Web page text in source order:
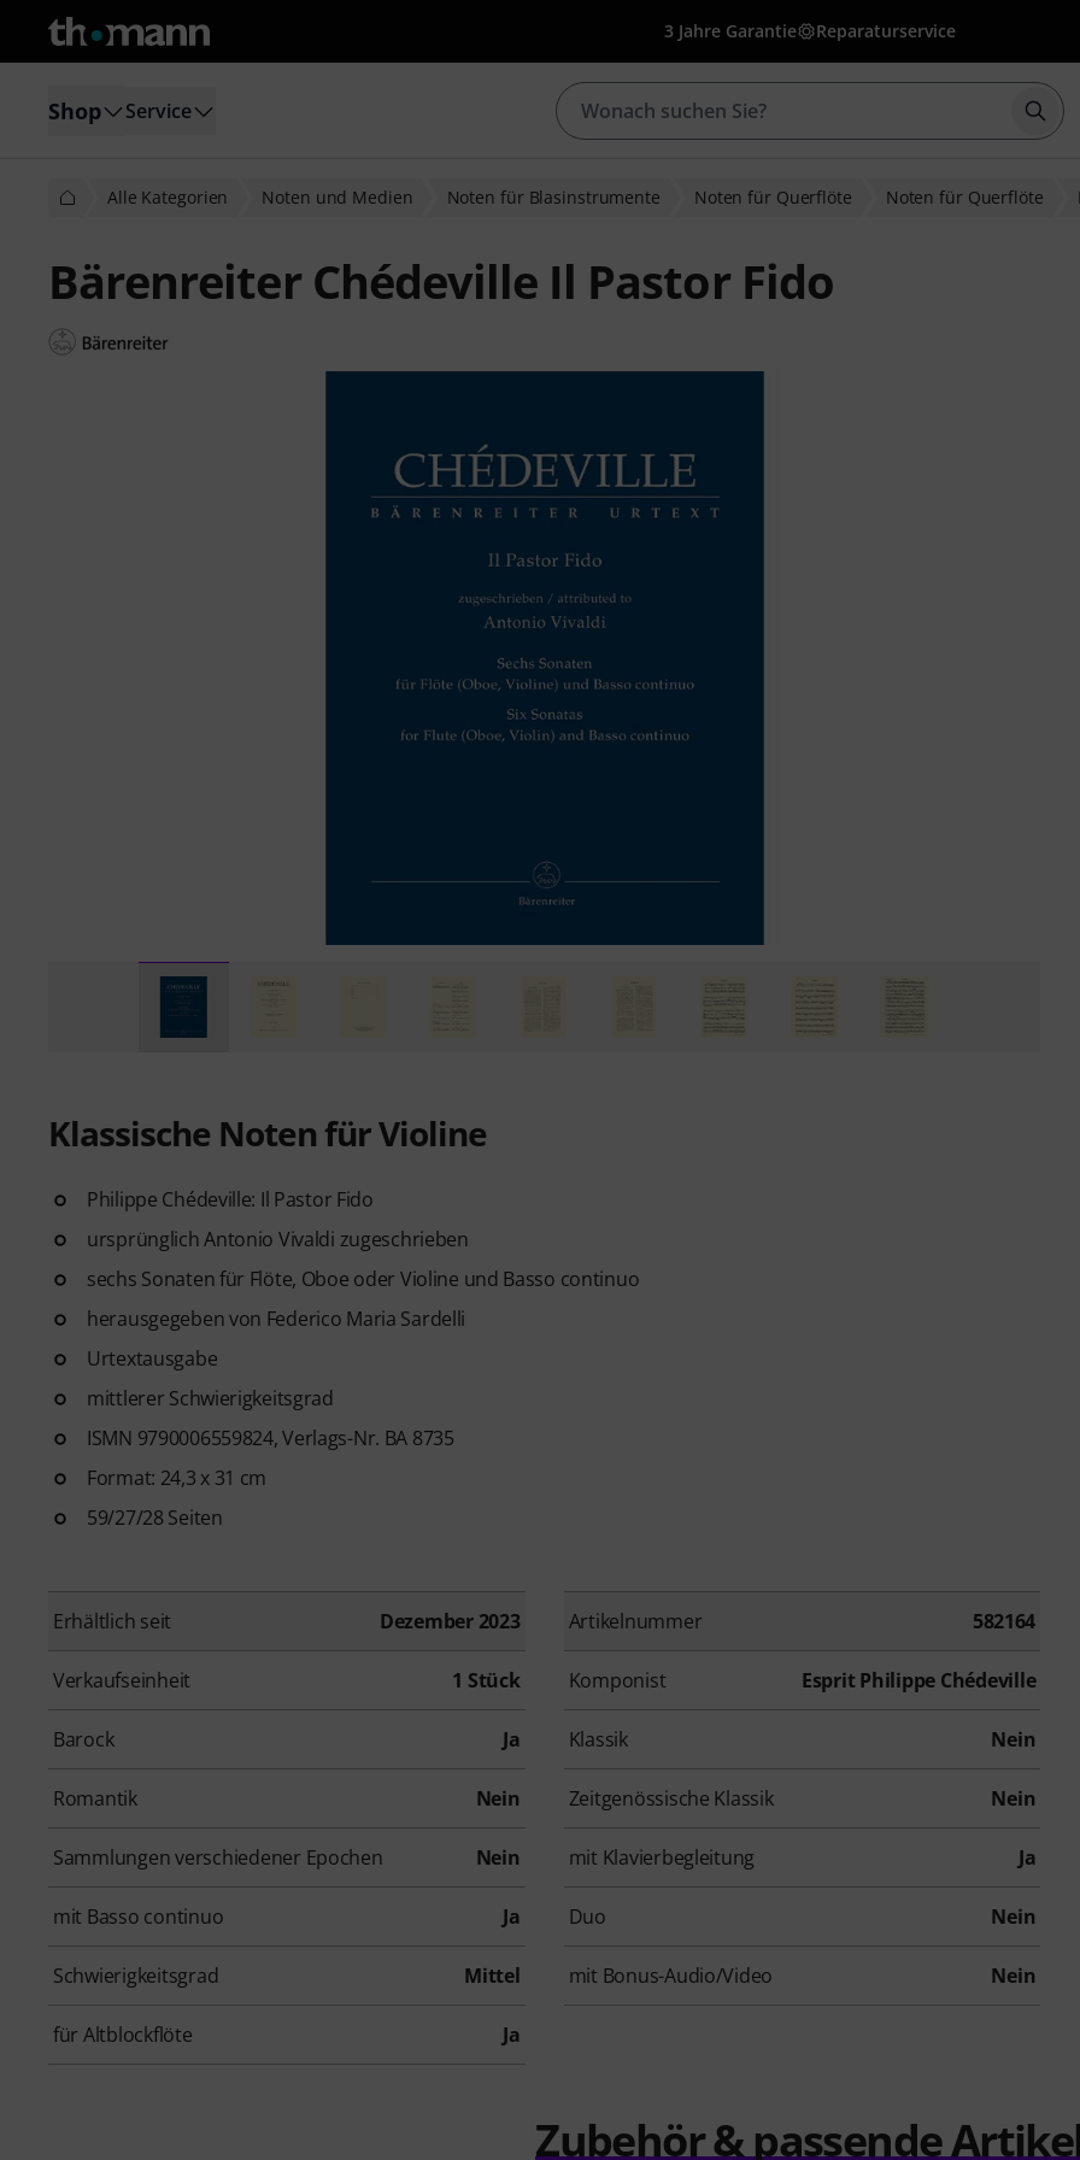
3 Jahre Garantie Reparaturservice
Shop Service
Alle Kategorien Noten und Medien Noten für Blasinstrumente Noten für Querflöte Noten für Querflöte
Bärenreiter Chédeville Il Pastor Fido
Klassische Noten für Violine
Philippe Chédeville: Il Pastor Fido
ursprünglich Antonio Vivaldi zugeschrieben
sechs Sonaten für Flöte, Oboe oder Violine und Basso continuo
herausgegeben von Federico Maria Sardelli
Urtextausgabe
mittlerer Schwierigkeitsgrad
ISMN 9790006559824, Verlags-Nr. BA 8735
Format: 24,3 x 31 cm
59/27/28 Seiten
Erhältlich seit Dezember 2023 Artikelnummer 582164
Verkaufseinheit 1 Stück Komponist Esprit Philippe Chédeville
Barock Ja Klassik Nein
Romantik Nein Zeitgenössische Klassik Nein
Sammlungen verschiedener Epochen Nein mit Klavierbegleitung Ja
mit Basso continuo Ja Duo Nein
Schwierigkeitsgrad Mittel mit Bonus-Audio/Video Nein
für Altblockflöte Ja
Zubehör & passende